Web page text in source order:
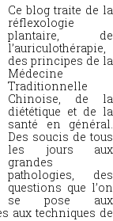
Ce blog traite de la
réflexologie
plantaire, de
l’auriculothérapie,
des principes de la
Médecine
Traditionnelle
Chinoise, de la
diététique et de la
santé en général.
Des soucis de tous
les jours aux
grandes
pathologies, des
questions que l’on
se pose aux
aux techniques de